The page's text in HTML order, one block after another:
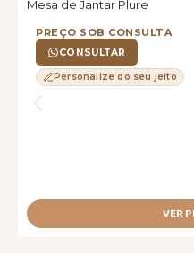
Mesa de Jantar Plure
PREÇO SOB CONSULTA
CONSULTAR
Personalize do seu jeito
VER